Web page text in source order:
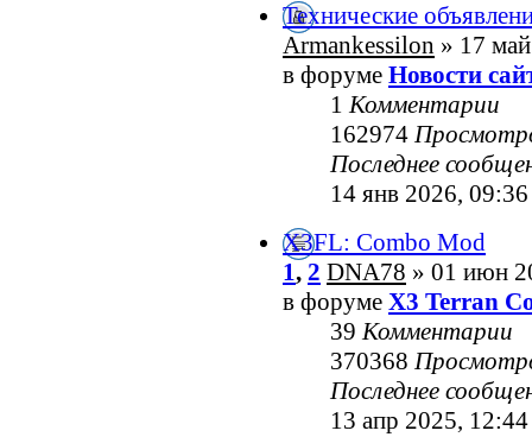
Технические
Armankessilon » 17
в форуме Новости
1Комментарии
162974
Последнее
14 янв 2026, 09:36
X3FL: Combo Mod
1, 2 DNA78 » 01 июн
в форуме X3 Terran
39Комментарии
370368
Последнее
13 апр 2025, 12:44